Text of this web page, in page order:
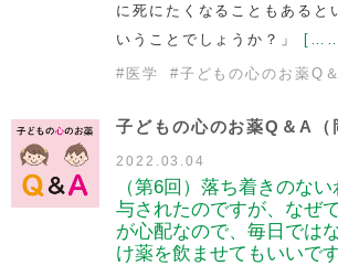
に死にたくなることもあると
いうことでしょうか？」
# 医学 #子どもの心のお薬Q
子どもの心のお薬Q＆A
2022.03.04
（第6回）落ち着きのな
与されたのですが、なぜ
が心配なので、毎日では
け薬を飲ませてもいいで